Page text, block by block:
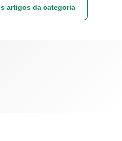
artigos da categoria